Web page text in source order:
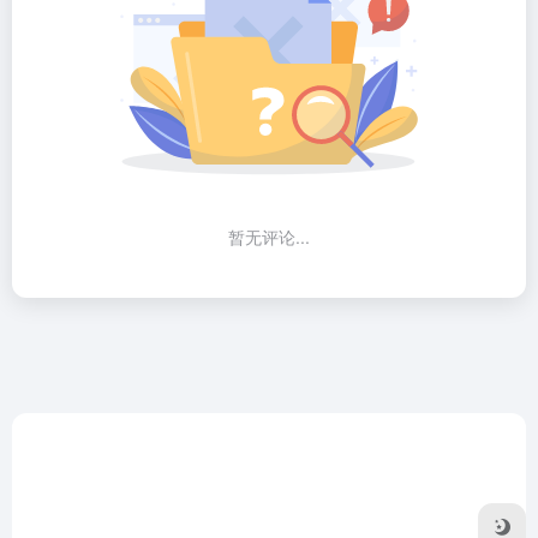
暂无评论...